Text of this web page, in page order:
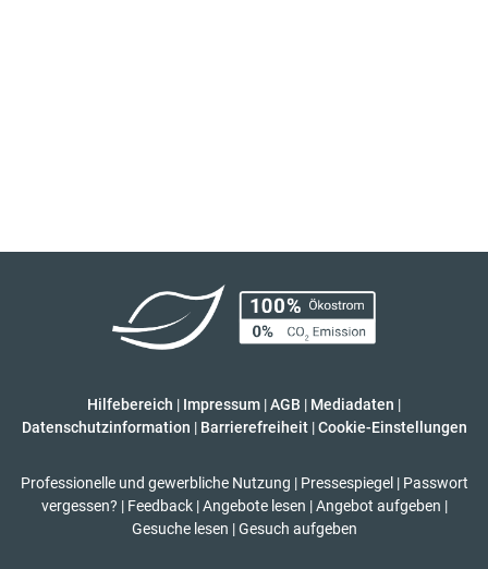
Hilfebereich | Impressum |AGB | Mediadaten |
Datenschutzinformation | Barrierefreiheit | Cookie-Einstellungen
Professionelle und gewerbliche Nutzung | Pressespiegel | Passwort
vergessen? | Feedback | Angebote lesen | Angebot aufgeben |
Gesuche lesen | Gesuch aufgeben